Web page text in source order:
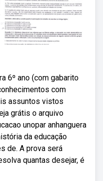
6º ano (com gabarito
com
assuntos vistos
grátis o arquivo
unopar anhanguera
da educação
de. A prova será
quantas desejar, é